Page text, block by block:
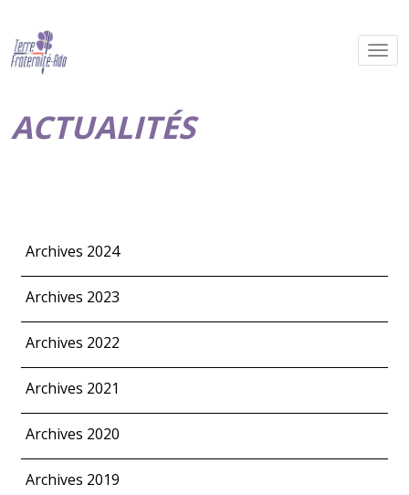
ACTUALITÉS
Archives 2024
Archives 2023
Archives 2022
Archives 2021
Archives 2020
Archives 2019